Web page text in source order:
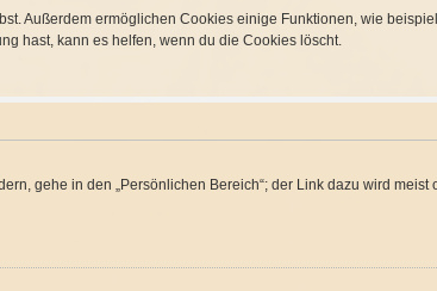
Außerdem ermöglichen Cookies einige Funktionen, wie
hast, kann es helfen, wenn du die Cookies löscht.
gehe in den „Persönlichen Bereich“; der Link dazu wird meist